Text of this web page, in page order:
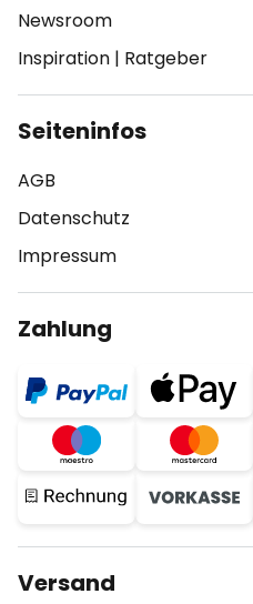
Newsroom
Inspiration | Ratgeber
Seiteninfos
AGB
Datenschutz
Impressum
Zahlung
Versand